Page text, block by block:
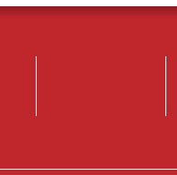
Registrese, para
opinar.